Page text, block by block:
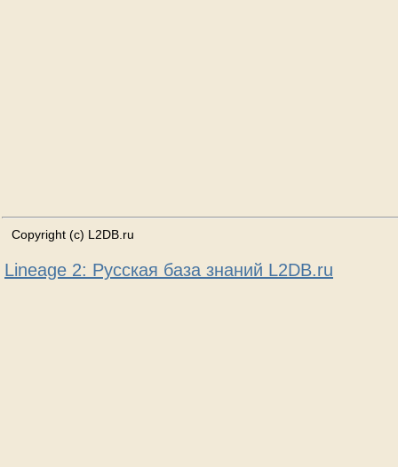
Copyright (c) L2DB.ru
Lineage 2: Русская база знаний L2DB.ru